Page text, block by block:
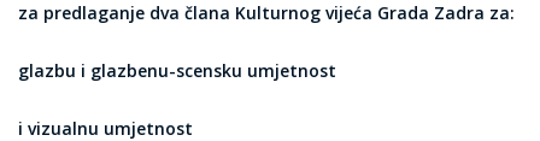
za predlaganje dva člana Kulturnog vijeća Grada Zadra za:
glazbu i glazbenu-scensku umjetnost
i vizualnu umjetnost